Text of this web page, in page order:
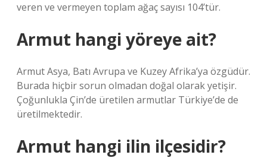
veren ve vermeyen toplam ağaç sayısı 104’tür.
Armut hangi yöreye ait?
Armut Asya, Batı Avrupa ve Kuzey Afrika’ya özgüdür.
Burada hiçbir sorun olmadan doğal olarak yetişir.
Çoğunlukla Çin’de üretilen armutlar Türkiye’de de
üretilmektedir.
Armut hangi ilin ilçesidir?